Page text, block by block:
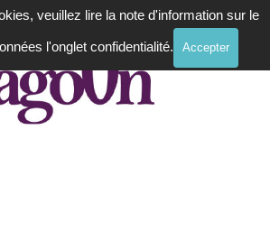
veuillez lire la note d'information sur le
l'onglet confidentialité. Accepter
le menu